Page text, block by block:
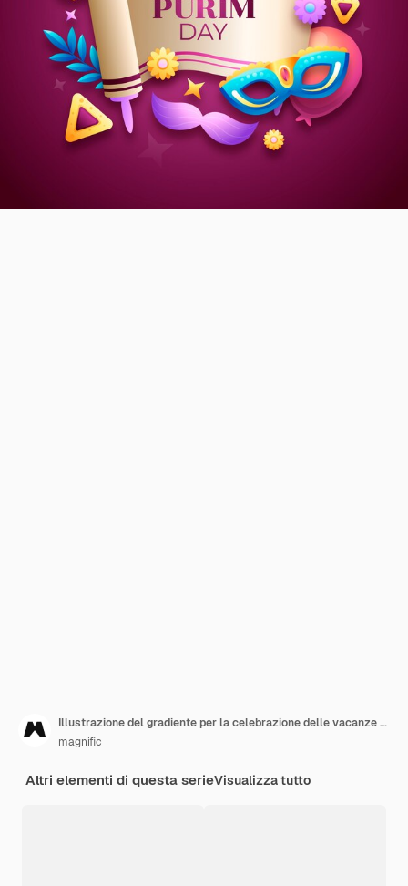
Illustrazione del gradiente per la celebrazione delle vacanze purim
magnific
Altri elementi di questa serieVisualizza tutto